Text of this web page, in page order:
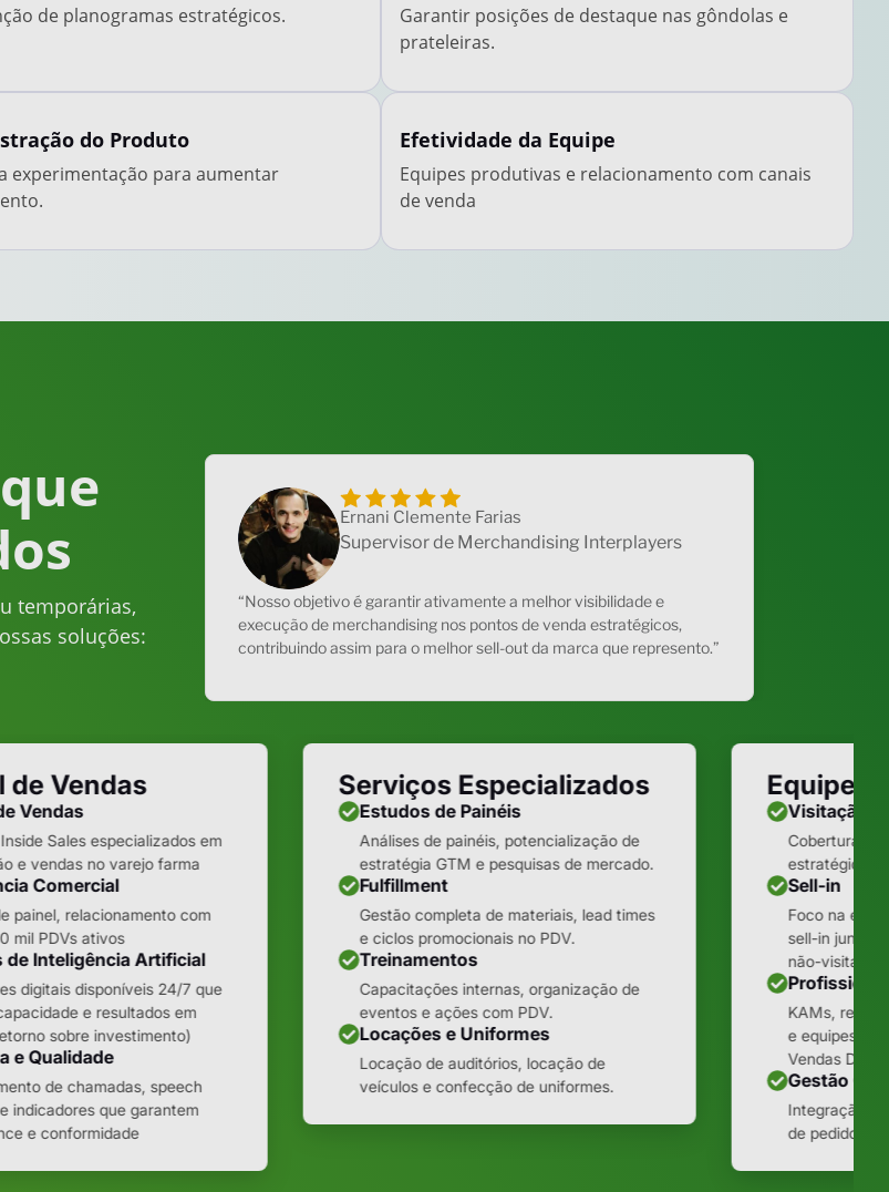
de planogramas estratégicos.
Garantir posições de destaque nas gôndolas e
prateleiras.
do Produto
experimentação para aumentar
Efetividade da Equipe
Equipes produtivas e relacionamento com canais
de venda
temporárias,
soluções:
Ernani Clemente Farias
Supervisor de Merchandising Interplayers
“Nosso objetivo é garantir ativamente a melhor visibilidade e
execução de merchandising nos pontos de venda estratégicos,
contribuindo assim para o melhor sell-out da marca que represento.”
de Vendas
Vendas
Sales especializados em
e vendas no varejo farma
Comercial
painel, relacionamento com
mil PDVs ativos
de Inteligência Artificial
digitais disponíveis 24/7 que
e resultados em
sobre investimento)
e Qualidade
de chamadas, speech
indicadores que garantem
e conformidade
Serviços Especializados
Estudos de Painéis
Análises de painéis, potencialização de
estratégia GTM e pesquisas de mercado.
Fulfillment
Gestão completa de materiais, lead times
e ciclos promocionais no PDV.
Treinamentos
Capacitações internas, organização de
eventos e ações com PDV.
Locações e Uniformes
Locação de auditórios, locação de
veículos e confecção de uniformes.
Equipes
Visitação
Cobertura
estratégicos
Sell-in
Foco na
sell-in junto
não-
KAMs,
e equipes de
Vendas
Gestão
Integração
de pedidos e